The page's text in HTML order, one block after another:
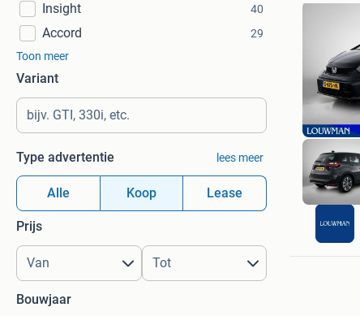
Insight 40
Accord
29
Toon meer
Variant
Type advertentie lees meer
Alle Koop Lease
Prijs
Bouwjaar